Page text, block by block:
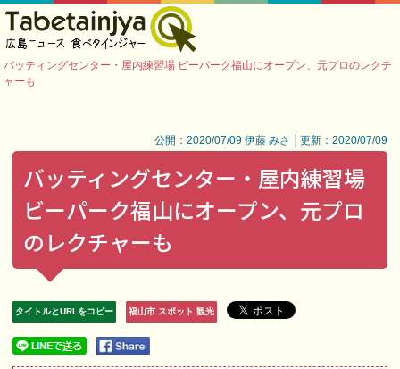
バッティングセンター・屋内練習場 ビーパーク福山にオープン、元プロのレクチ
ャーも
公開：2020/07/09 伊藤 みさ │更新：2020/07/09
バッティングセンター・屋内練習場
ビーパーク福山にオープン、元プロ
のレクチャーも
タイトルとURLをコピー 福山市 スポット 観光